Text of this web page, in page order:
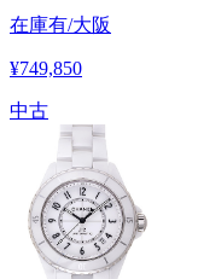
在庫有/大阪
¥749,850
中古